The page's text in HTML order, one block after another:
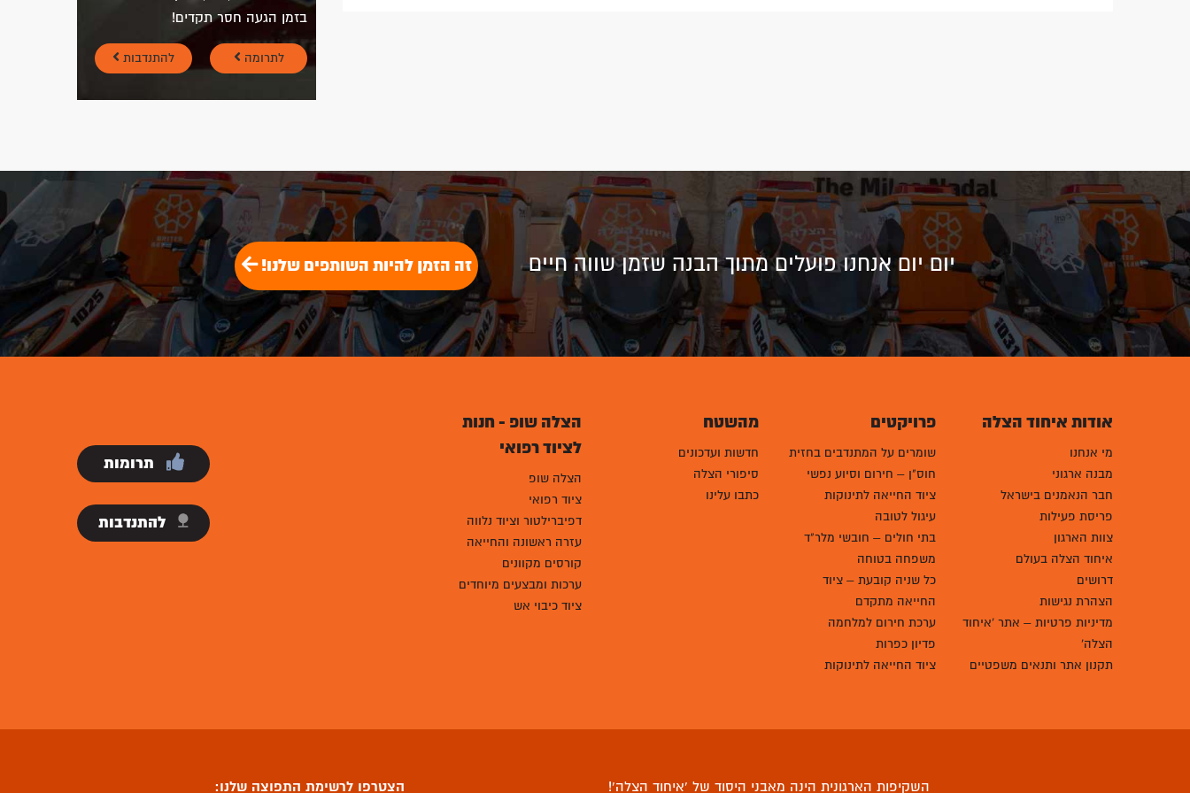
בזמן הגעה חסר תקדים!
לתרומה להתנדבות
יום יום אנחנו פועלים מתוך הבנה שזמן שווה חיים זה הזמן להיות השותפים שלנו!
אודות איחוד הצלה
מי אנחנו
מבנה ארגוני
חבר הנאמנים בישראל
פריסת פעילות
צוות הארגון
איחוד הצלה בעולם
דרושים
הצהרת נגישות
מדיניות פרטיות – אתר 'איחוד
הצלה'
תקנון אתר ותנאים משפטיים
פרויקטים
שומרים על המתנדבים בחזית
חוס"ן – חירום וסיוע נפשי
ציוד החייאה לתינוקות
עיגול לטובה
בתי חולים – חובשי מלר"ד
משפחה בטוחה
כל שניה קובעת – ציוד
החייאה מתקדם
ערכת חירום למלחמה
פדיון כפרות
ציוד החייאה לתינוקות
מהשטח
חדשות ועדכונים
סיפורי הצלה
כתבו עלינו
הצלה שופ - חנות
לציוד רפואי
הצלה שופ
ציוד רפואי
דפיברילטור וציוד נלווה
עזרה ראשונה והחייאה
קורסים מקוונים
ערכות ומבצעים מיוחדים
ציוד כיבוי אש
תרומות
להתנדבות
השקיפות הארגונית הינה מאבני היסוד של ‘איחוד הצלה’! הצטרפו לרשימת התפוצה שלנו: